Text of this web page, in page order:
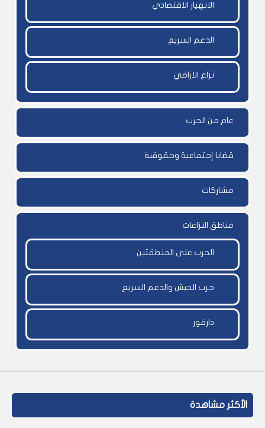
الانهيار الاقتصادي
الدعم السريع
نزاع الاراضي
عام من الحرب
قضايا إجتماعية وحقوقية
مشاركات
مناطق النزاعات
الحرب على المنطقتين
حرب الجيش والدعم السريع
دارفور
الأكثر مشاهدة